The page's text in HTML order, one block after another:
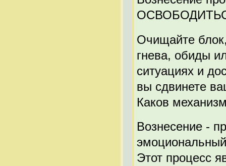
Очищайте
гнева, обиды
ситуациях и
вы сдвинете
Каков
Вознесение -
Этот процесс